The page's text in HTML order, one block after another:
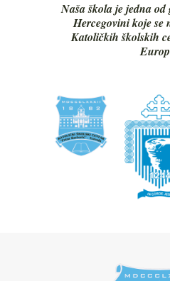
Naša škola je jedna
Hercegovini koje se
Katoličkih školskih